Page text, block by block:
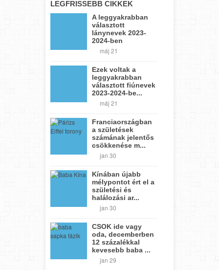
LEGFRISSEBB CIKKEK
A leggyakrabban
választott
lánynevek 2023-
2024-ben
máj 21
Ezek voltak a
leggyakrabban
választott fiúnevek
2023-2024-be...
máj 21
Franciaországban
a születések
számának jelentős
csökkenése m...
jan 30
Kínában újabb
mélypontot ért el a
születési és
halálozási ar...
jan 30
CSOK ide vagy
oda, decemberben
12 százalékkal
kevesebb baba ...
jan 29